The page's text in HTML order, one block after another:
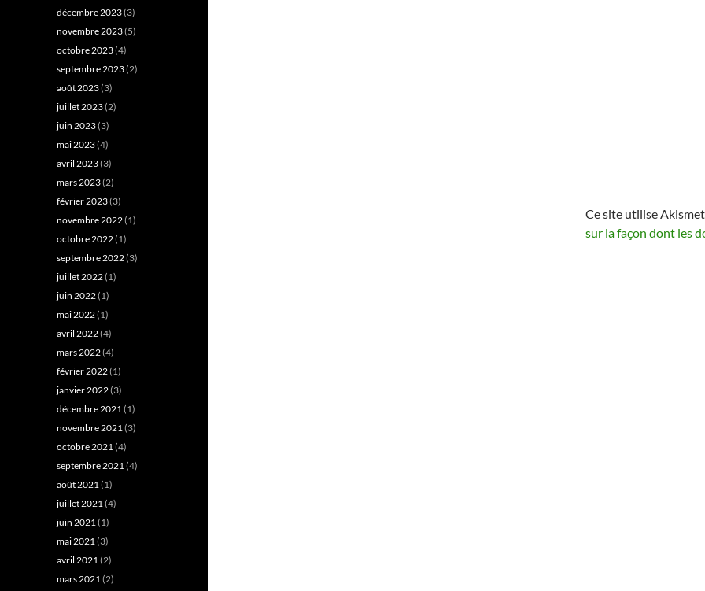
Ce site utilise
sur la façon dont les
décembre 2023(3)
novembre 2023(5)
octobre 2023(4)
septembre 2023(2)
août 2023(3)
juillet 2023(2)
juin 2023(3)
mai 2023(4)
avril 2023(3)
mars 2023(2)
février 2023(3)
novembre 2022(1)
octobre 2022(1)
septembre 2022(3)
juillet 2022(1)
juin 2022(1)
mai 2022(1)
avril 2022(4)
mars 2022(4)
février 2022(1)
janvier 2022(3)
décembre 2021(1)
novembre 2021(3)
octobre 2021(4)
septembre 2021(4)
août 2021(1)
juillet 2021(4)
juin 2021(1)
mai 2021(3)
avril 2021(2)
mars 2021(2)